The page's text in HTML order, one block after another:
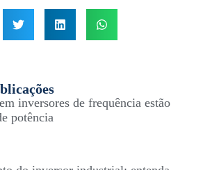
inversores de frequência estão
potência